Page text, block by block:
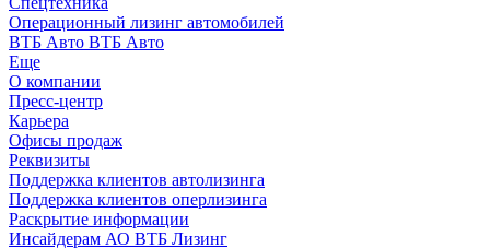
Операционный лизинг автомобилей
ВТБ Авто ВТБ Авто
Еще
О компании
Пресс-центр
Карьера
Офисы продаж
Реквизиты
Поддержка клиентов автолизинга
Поддержка клиентов оперлизинга
Раскрытие информации
Инсайдерам АО ВТБ Лизинг